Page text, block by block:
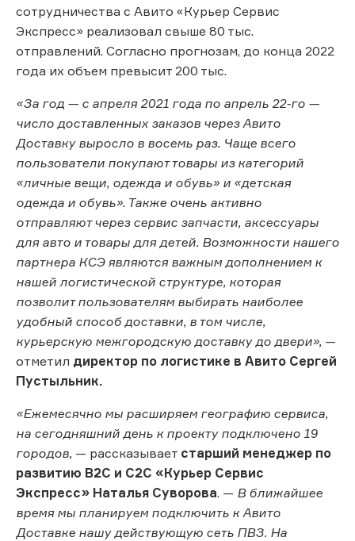
сотрудничества с Авито «Курьер Сервис
Экспресс» реализовал свыше 80 тыс.
отправлений. Согласно прогнозам, до конца 2022
года их объем превысит 200 тыс.
«За год — с апреля 2021 года по апрель 22-го —
число доставленных заказов через Авито
Доставку выросло в восемь раз. Чаще всего
пользователи покупают товары из категорий
«личные вещи, одежда и обувь» и «детская
одежда и обувь». Также очень активно
отправляют через сервис запчасти, аксессуары
для авто и товары для детей. Возможности нашего
партнера КСЭ являются важным дополнением к
нашей логистической структуре, которая
позволит пользователям выбирать наиболее
удобный способ доставки, в том числе,
курьерскую межгородскую доставку до двери», —
отметил директор по логистике в Авито Сергей
Пустыльник.
«Ежемесячно мы расширяем географию сервиса,
на сегодняшний день к проекту подключено 19
городов, — рассказывает старший менеджер по
развитию B2C и С2С «Курьер Сервис
Экспресс» Наталья Суворова. — В ближайшее
время мы планируем подключить к Авито
Доставке нашу действующую сеть ПВЗ. На